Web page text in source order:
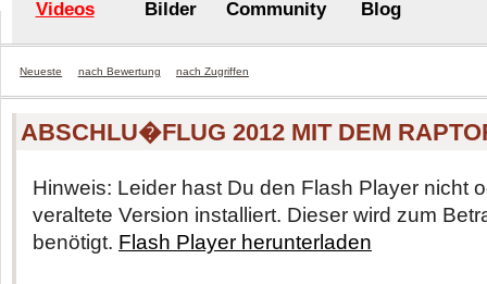
Videos Bilder Community Blog
Neueste nach Bewertung nach Zugriffen
ABSCHLU�FLUG 2012 MIT DEM
Hinweis: Leider hast Du den Flash Player nicht
veraltete Version installiert. Dieser wird zum
benötigt. Flash Player herunterladen